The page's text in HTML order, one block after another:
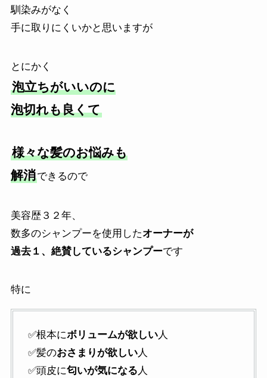
馴染みがなく
手に取りにくいかと思いますが
とにかく
泡立ちがいいのに
泡切れも良くて
様々な髪のお悩みも
解消できるので
美容歴３２年、
数多のシャンプーを使用したオーナーが
過去１、絶賛しているシャンプーです
特に
✅根本にボリュームが欲しい人
✅髪のおさまりが欲しい人
✅頭皮に匂いが気になる 人